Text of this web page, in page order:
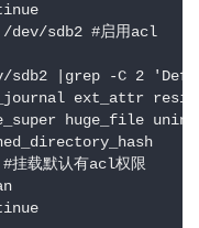
dev/sdb2 #启用acl
sdb2 |grep -C 2
ext_attr
huge_file
载默认有acl权限